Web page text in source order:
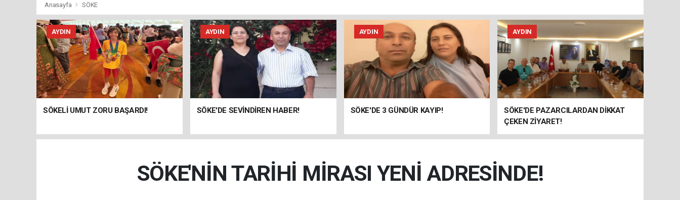
Anasayfa SÖKE
AYDIN
SÖKELİ UMUT ZORU BAŞARDI!
AYDIN
SÖKE'DE SEVİNDİREN HABER!
AYDIN
SÖKE'DE 3 GÜNDÜR KAYIP!
AYDIN
SÖKE'DE PAZARCILARDAN DİKKAT
ÇEKEN ZİYARET!
SÖKE'NİN TARİHİ MİRASI YENİ ADRESİNDE!